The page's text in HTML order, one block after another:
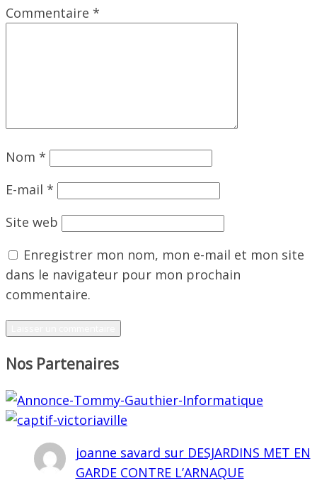
Commentaire *
Nom *
E-mail *
Site web
Enregistrer mon nom, mon e-mail et mon site
dans le navigateur pour mon prochain
commentaire.
Nos Partenaires
joanne savard sur DESJARDINS MET EN
GARDE CONTRE L’ARNAQUE